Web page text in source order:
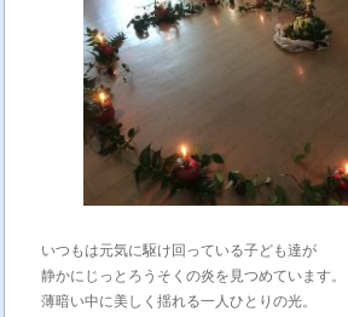
いつもは元気に駆け回っている子ども達が
静かにじっとろうそくの炎を見つめています。
薄暗い中に美しく揺れる一人ひとりの光。